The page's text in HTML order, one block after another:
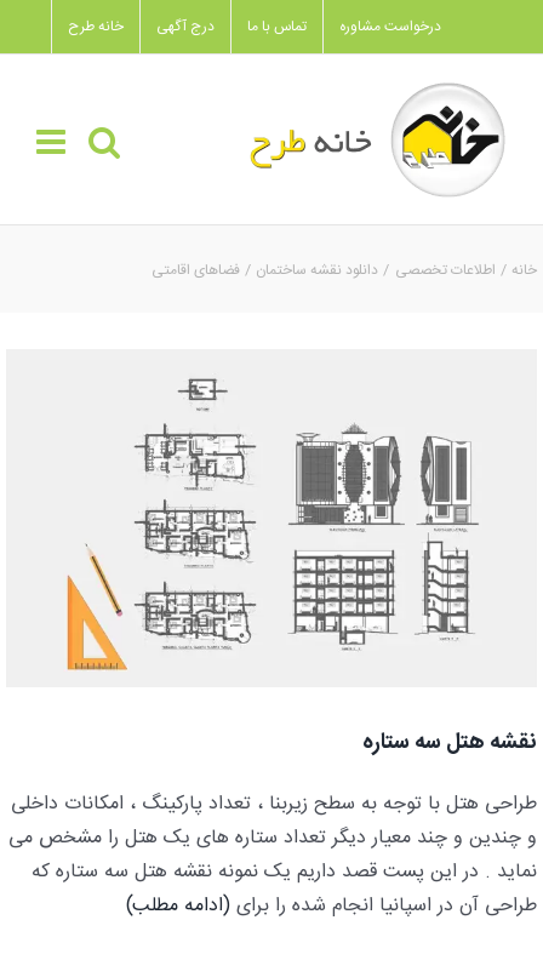
to
content
خانه طرح درج آگهی تماس با ما درخواست مشاوره
خانه اطلاعات تخصصی دانلود نقشه ساختمان فضاهای اقامتی
نقشه هتل سه ستاره
طراحی هتل با توجه به سطح زیربنا ، تعداد پارکینگ ، امکانات داخلی
و چندین و چند معیار دیگر تعداد ستاره های یک هتل را مشخص می
نماید . در این پست قصد داریم یک نمونه نقشه هتل سه ستاره که
طراحی آن در اسپانیا انجام شده را برای(ادامه مطلب)